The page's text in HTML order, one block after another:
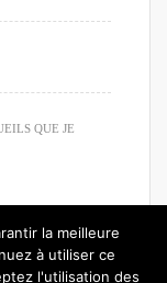
QUE JE
la meilleure
à utiliser ce
l'utilisation des